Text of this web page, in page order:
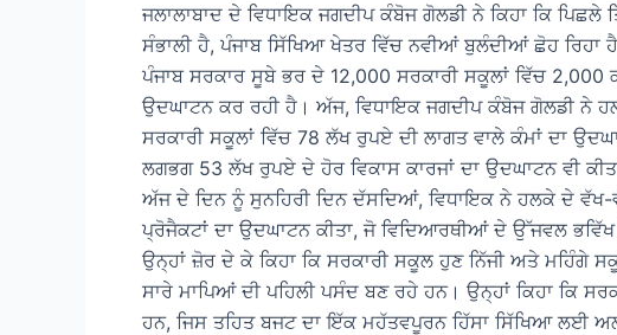
ਜਲਾਲਾਬਾਦ ਦੇ ਵਿਧਾਇਕ ਜਗਦੀਪ ਕੰਬੋਜ ਗੋਲਡੀ ਨੇ ਕਿਹਾ ਕਿ
ਸੰਭਾਲੀ ਹੈ, ਪੰਜਾਬ ਸਿੱਖਿਆ ਖੇਤਰ ਵਿੱਚ ਨਵੀਆਂ ਬੁਲੰਦੀਆਂ ਛੋਹ ਰਿਹਾ
ਪੰਜਾਬ ਸਰਕਾਰ ਸੂਬੇ ਭਰ ਦੇ 12,000 ਸਰਕਾਰੀ ਸਕੂਲਾਂ ਵਿੱਚ
ਉਦਘਾਟਨ ਕਰ ਰਹੀ ਹੈ। ਅੱਜ, ਵਿਧਾਇਕ ਜਗਦੀਪ ਕੰਬੋਜ ਗੋਲਡੀ ਨੇ
ਸਰਕਾਰੀ ਸਕੂਲਾਂ ਵਿੱਚ 78 ਲੱਖ ਰੁਪਏ ਦੀ ਲਾਗਤ ਵਾਲੇ ਕੰਮਾਂ ਦਾ
ਲਗਭਗ 53 ਲੱਖ ਰੁਪਏ ਦੇ ਹੋਰ ਵਿਕਾਸ ਕਾਰਜਾਂ ਦਾ ਉਦਘਾਟਨ ਵੀ
ਅੱਜ ਦੇ ਦਿਨ ਨੂੰ ਸੁਨਹਿਰੀ ਦਿਨ ਦੱਸਦਿਆਂ, ਵਿਧਾਇਕ ਨੇ ਹਲਕੇ ਦੇ ਵੱਖ-
ਪ੍ਰੋਜੈਕਟਾਂ ਦਾ ਉਦਘਾਟਨ ਕੀਤਾ, ਜੋ ਵਿਦਿਆਰਥੀਆਂ ਦੇ ਉੱਜਵਲ
ਉਨ੍ਹਾਂ ਜ਼ੋਰ ਦੇ ਕੇ ਕਿਹਾ ਕਿ ਸਰਕਾਰੀ ਸਕੂਲ ਹੁਣ ਨਿੱਜੀ ਅਤੇ
ਸਾਰੇ ਮਾਪਿਆਂ ਦੀ ਪਹਿਲੀ ਪਸੰਦ ਬਣ ਰਹੇ ਹਨ। ਉਨ੍ਹਾਂ ਕਿਹਾ
ਹਨ, ਜਿਸ ਤਹਿਤ ਬਜਟ ਦਾ ਇੱਕ ਮਹੱਤਵਪੂਰਨ ਹਿੱਸਾ ਸਿੱਖਿਆ ਲਈ